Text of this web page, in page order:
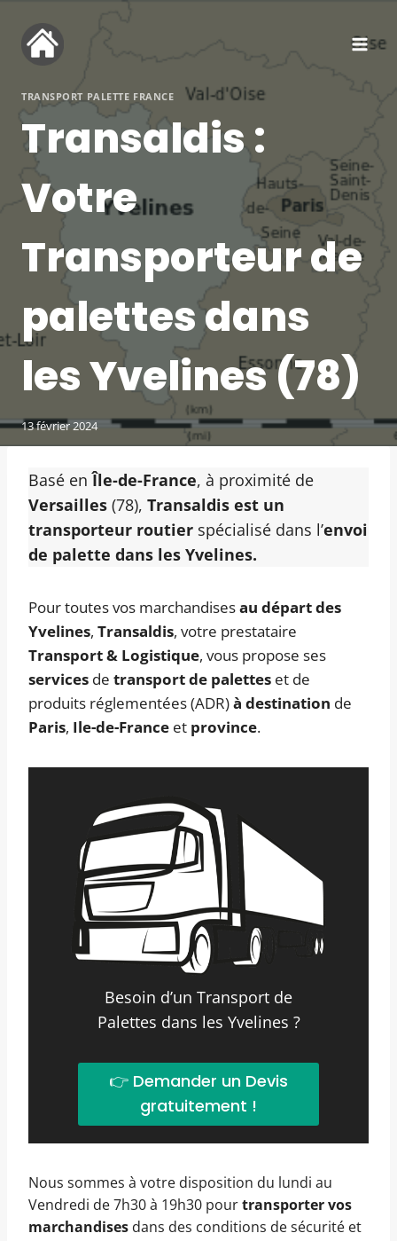
contenu
TRANSPORT PALETTE FRANCE
Transaldis :
Votre
Transporteur de
palettes dans
les Yvelines (78)
13 février 2024
Basé enÎle-de-France, à proximité de
Versailles (78), Transaldis est un
transporteur routier spécialisé dans l’envoi
de palette dans les Yvelines.
Pour toutes vos marchandisesau départ des
Yvelines, Transaldis, votre prestataire
Transport & Logistique, vous propose ses
services de transport de palettes et de
produits réglementées (ADR)à destination de
Paris, Ile-de-France et province.
Besoin d’un Transport de
Palettes dans les Yvelines ?
👉 Demander un Devis
gratuitement !
Nous sommes à votre disposition du lundi au
Vendredi de 7h30 à 19h30 pourtransporter vos
marchandises dans des conditions de sécurité et